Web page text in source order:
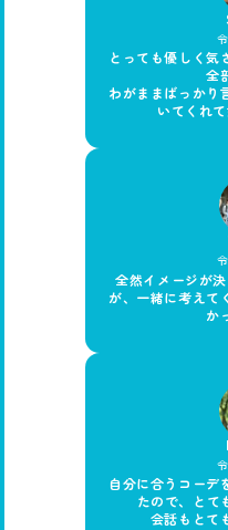
とっても優しく気
全
わがままばっかり
いてくれ
全然イメージが
が、一緒に考えて
か
自分に合うコーデ
たので、とて
会話もとて